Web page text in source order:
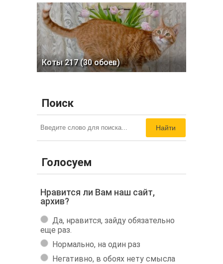
Коты 217 (30 обоев)
Поиск
Найти
Голосуем
Нравится ли Вам наш сайт,
архив?
Да, нравится, зайду обязательно
еще раз.
Нормально, на один раз
Негативно, в обоях нету смысла